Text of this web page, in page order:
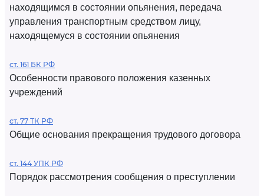
находящимся в состоянии опьянения, передача
управления транспортным средством лицу,
находящемуся в состоянии опьянения
ст. 161 БК РФ
Особенности правового положения казенных
учреждений
ст. 77 ТК РФ
Общие основания прекращения трудового договора
ст. 144 УПК РФ
Порядок рассмотрения сообщения о преступлении